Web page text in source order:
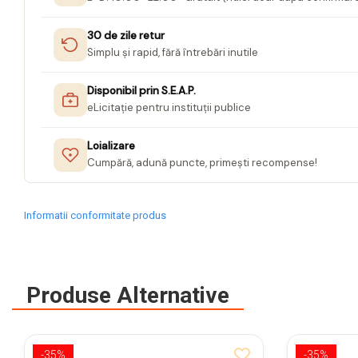
Indecsi autoadezivi,
pagemarkere
Separatoare index si
separatoare biblioraft
Dosare carton
Dosare extensibile
Dosare suspendabile si
Mape tip plic cu capsa
30 de zile retur
Simplu și rapid, fără întrebări inutile
Disponibil prin S.E.A.P.
eLicitație pentru instituții publice
Loializare
Cumpără, adună puncte, primești recompense!
Informatii conformitate produs
Produse Alternative
-35% -35%